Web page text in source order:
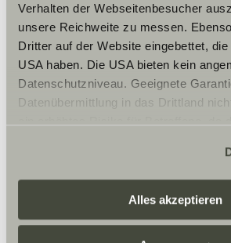
Verhalten der Webseitenbesucher
unsere Reichweite zu messen.
Dritter auf der Website eingebettet,
USA haben. Die USA bieten kein
Datenschutzniveau. Geeignete
Datenübermittlung in das Drittland
zustehen. Eingesetzte Dienstleister
eigene Zwecke verarbeiten und mit
zusammenführen. Weitere
Datenschutzerklärung
Alles akzeptieren
Smagene fra
og bjerge, ost og